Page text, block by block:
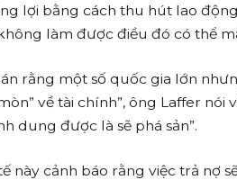
lợi bằng cách thu hút lao
làm được điều đó có thể
rằng một số quốc gia lớn
về tài chính”, ông Laffer
dung được là sẽ phá sản”.
này cảnh báo rằng việc trả nợ